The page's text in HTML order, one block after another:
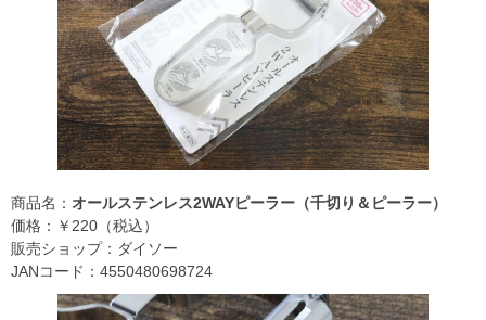
商品名： オールステンレス2WAYピーラー（千切り＆ピーラー）
価格：￥220（税込）
販売ショップ：ダイソー
JANコード：4550480698724